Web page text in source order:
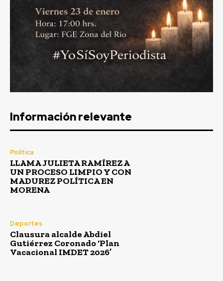
Información relevante
Política
LLAMA JULIETA RAMÍREZ A
UN PROCESO LIMPIO Y CON
MADUREZ POLÍTICA EN
MORENA
Deportes
Clausura alcalde Abdiel
Gutiérrez Coronado ‘Plan
Vacacional IMDET 2026’